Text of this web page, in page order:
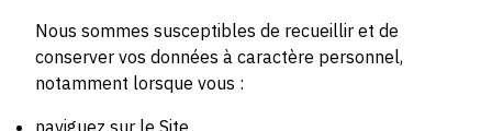
Nous sommes susceptibles de recueillir et de
conserver vos données à caractère personnel,
notamment lorsque vous :
naviguez sur le Site